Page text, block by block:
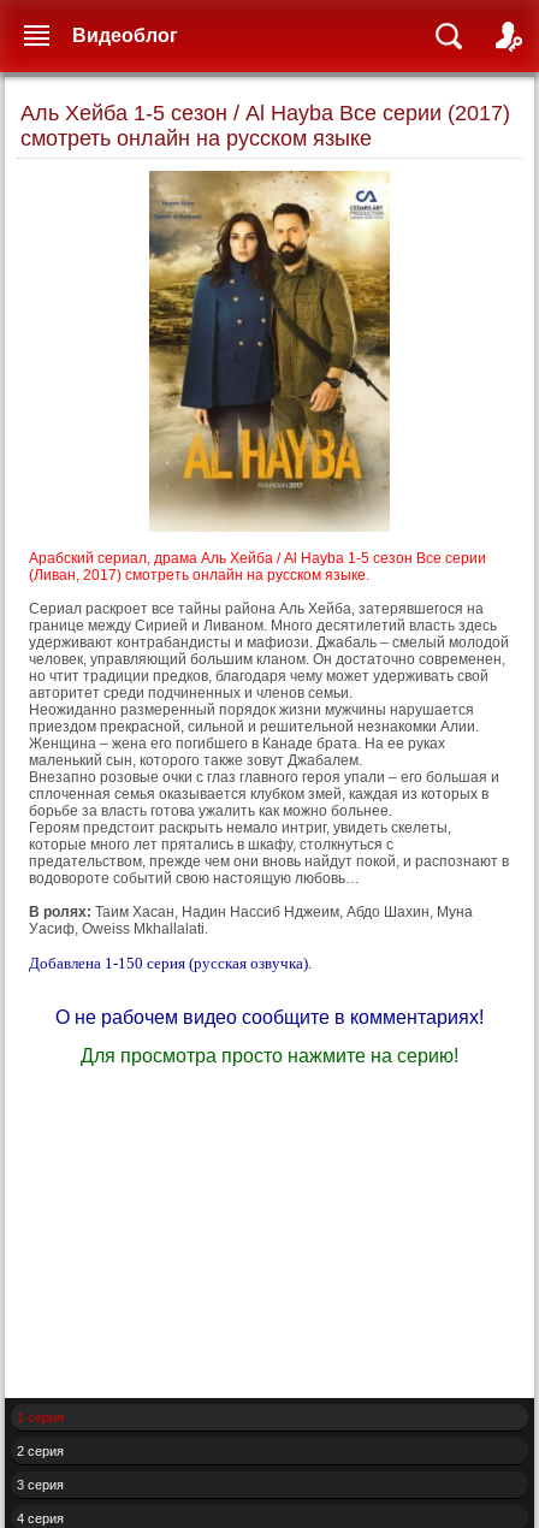
Аль Хейба 1-5 сезон / Al Hayba Все серии (2017)
смотреть онлайн на русском языке
Арабский сериал, драма Аль Хейба / Al Hayba 1-5 сезон Все серии
(Ливан, 2017) смотреть онлайн на русском языке.
Сериал раскроет все тайны района Аль Хейба, затерявшегося на
границе между Сирией и Ливаном. Много десятилетий власть здесь
удерживают контрабандисты и мафиози. Джабаль – смелый молодой
человек, управляющий большим кланом. Он достаточно современен,
но чтит традиции предков, благодаря чему может удерживать свой
авторитет среди подчиненных и членов семьи.
Неожиданно размеренный порядок жизни мужчины нарушается
приездом прекрасной, сильной и решительной незнакомки Алии.
Женщина – жена его погибшего в Канаде брата. На ее руках
маленький сын, которого также зовут Джабалем.
Внезапно розовые очки с глаз главного героя упали – его большая и
сплоченная семья оказывается клубком змей, каждая из которых в
борьбе за власть готова ужалить как можно больнее.
Героям предстоит раскрыть немало интриг, увидеть скелеты,
которые много лет прятались в шкафу, столкнуться с
предательством, прежде чем они вновь найдут покой, и распознают в
водовороте событий свою настоящую любовь…
В ролях: Таим Хасан, Надин Нассиб Нджеим, Абдо Шахин, Муна
Уасиф, Oweiss Mkhallalati.
Добавлена 1-150 серия (русская озвучка).
О не рабочем видео сообщите в комментариях!
Для просмотра просто нажмите на серию!
1 серия
2 серия
3 серия
4 серия
Видеоблог